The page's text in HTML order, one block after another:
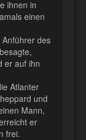
ihnen in
einen
des
er auf ihn
Atlanter
und
Mann,
er
frei.